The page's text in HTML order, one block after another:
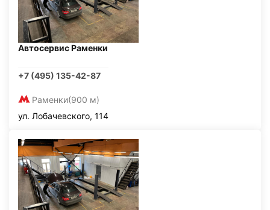
Автосервис Раменки
+7 (495) 135-42-87
Раменки(900 м)
ул. Лобачевского, 114